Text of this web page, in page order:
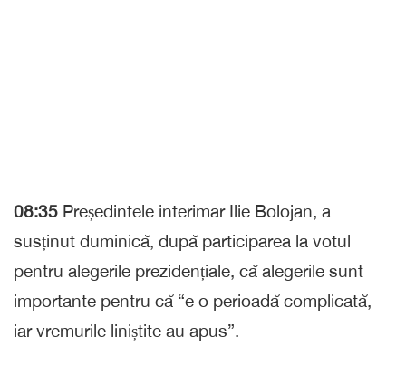
08:35 Președintele interimar Ilie Bolojan, a
susținut duminică, după participarea la votul
pentru alegerile prezidențiale, că alegerile sunt
importante pentru că “e o perioadă complicată,
iar vremurile liniștite au apus”.